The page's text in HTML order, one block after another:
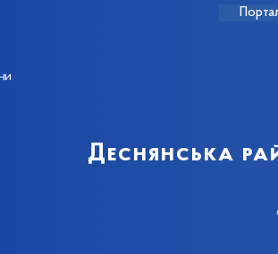
Деснянська